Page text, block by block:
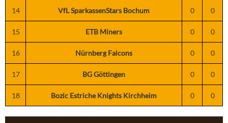
14 VfL SparkassenStars Bochum 0 0
15 ETB Miners 0 0
16 Nürnberg Falcons 0 0
17 BG Göttingen 0 0
18 Bozic Estriche Knights Kirchheim 0 0